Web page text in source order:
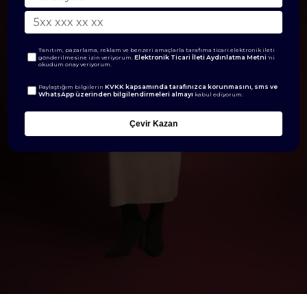
Tanıtım, pazarlama, reklam ve benzeri amaçlarla tarafıma ticari elektronik ileti
gönderilmesine izin veriyorum.Elektronik Ticari İleti Aydınlatma Metni 'ni
okudum onay veriyorum.
Paylaştığım bilgilerinKVKK kapsamında tarafınızca korunmasını, sms ve
WhatsApp üzerinden bilgilendirmeleri almayı kabul ediyorum.
Çevir Kazan